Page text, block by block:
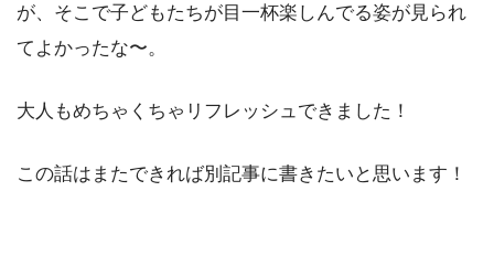
が、そこで子どもたちが目一杯楽しんでる姿が見られ
てよかったな〜。
大人もめちゃくちゃリフレッシュできました！
この話はまたできれば別記事に書きたいと思います！